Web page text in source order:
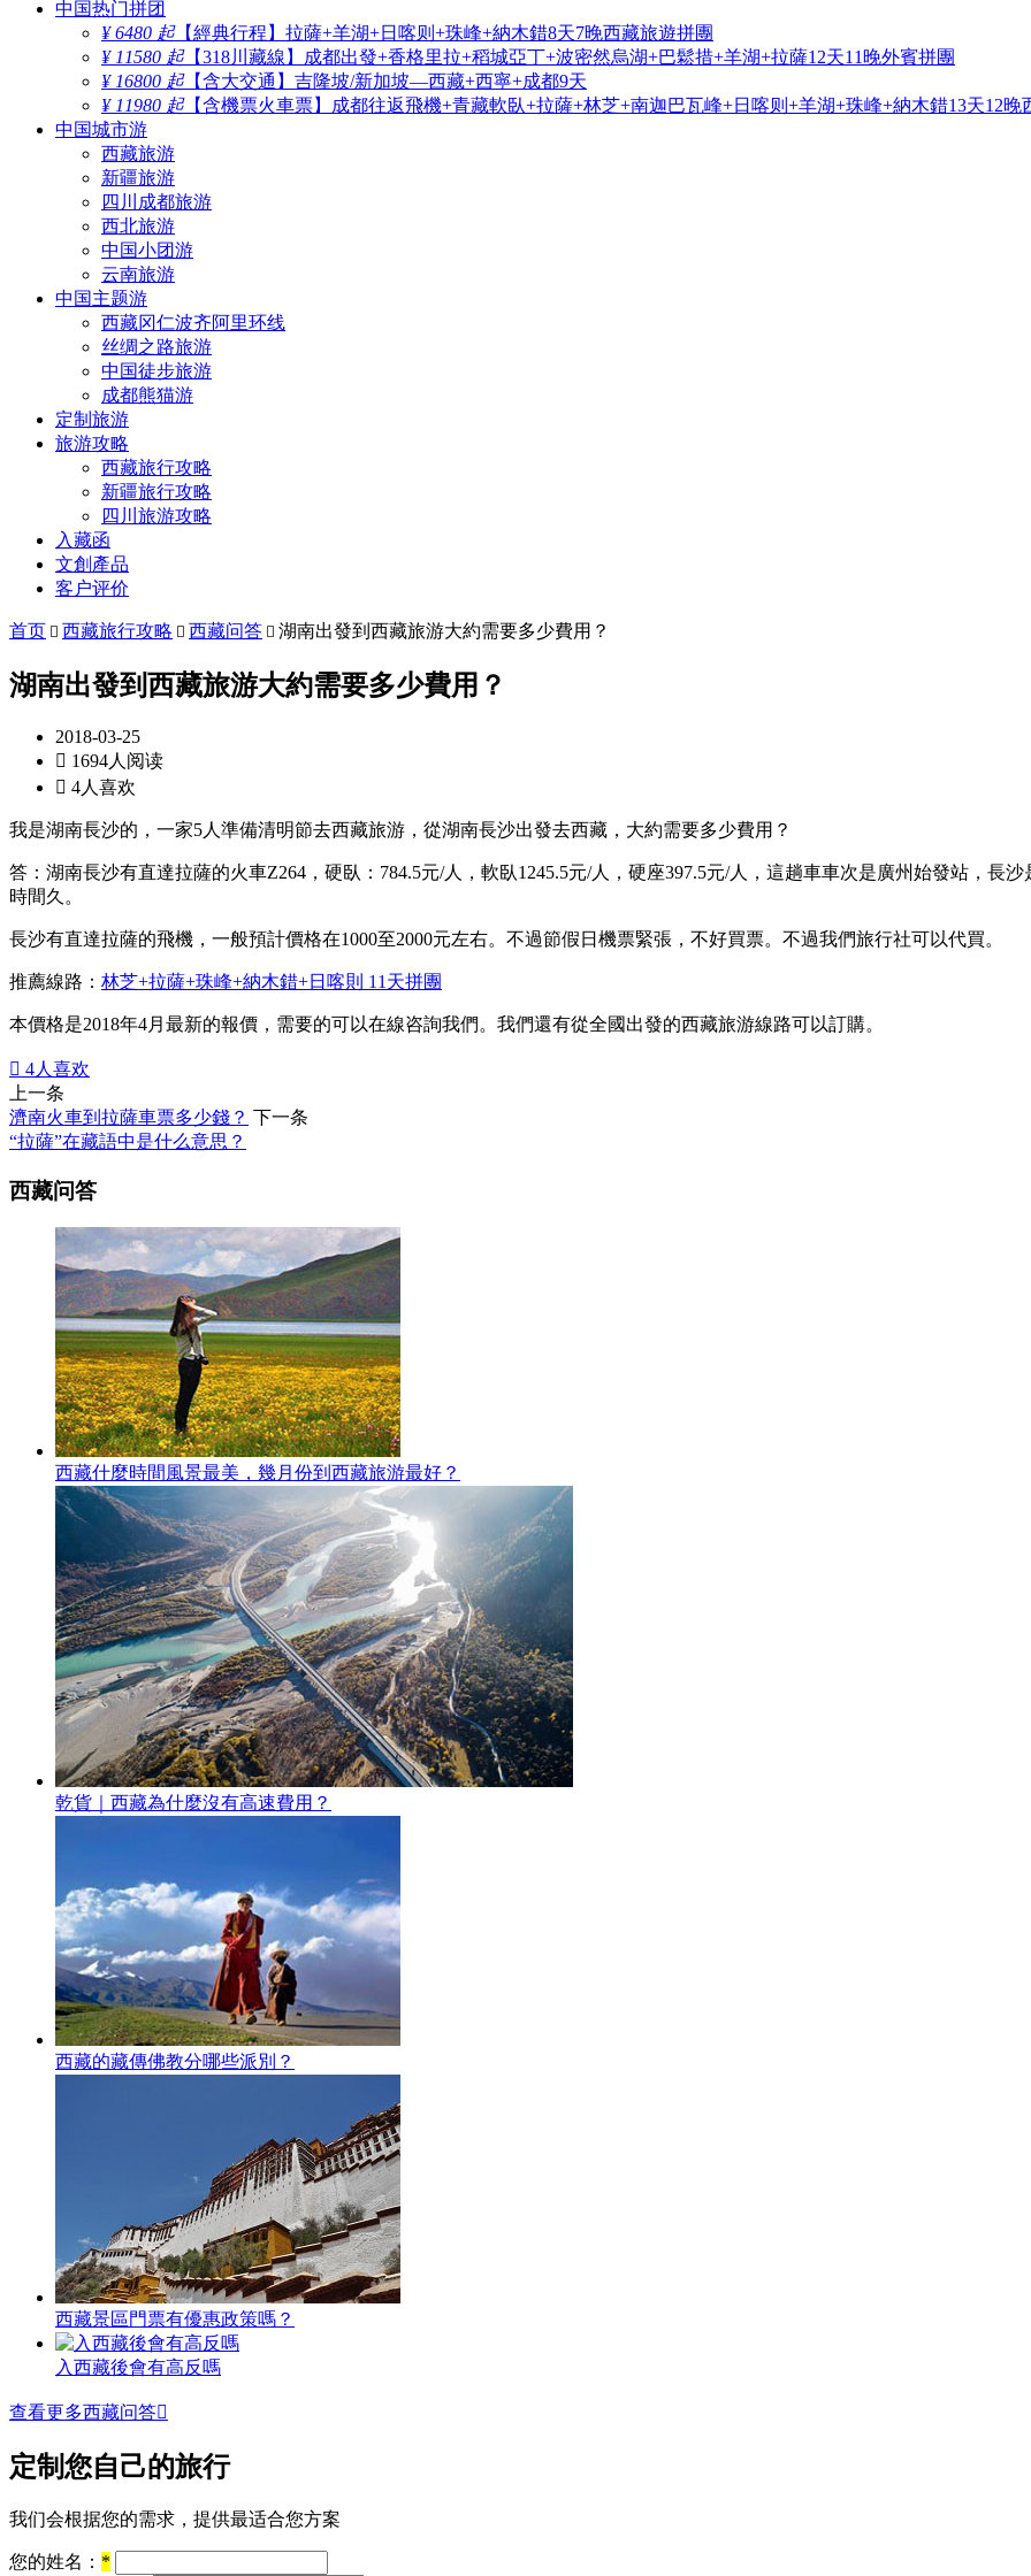
中国热门拼团
¥ 6480 起【經典行程】拉薩+羊湖+日喀则+珠峰+納木錯8天7晚西藏旅遊拼團
¥ 11580 起【318川藏線】成都出發+香格里拉+稻城亞丁+波密然烏湖+巴鬆措+羊湖+拉薩12天11晚外賓拼團
¥ 16800 起【含大交通】吉隆坡/新加坡—西藏+西寧+成都9天
¥ 11980 起【含機票火車票】成都往返飛機+青藏軟臥+拉薩+林芝+南迦巴瓦峰+日喀则+羊湖+珠峰+納木錯13天12晚
中国城市游
西藏旅游
新疆旅游
四川成都旅游
西北旅游
中国小团游
云南旅游
中国主题游
西藏冈仁波齐阿里环线
丝绸之路旅游
中国徒步旅游
成都熊猫游
定制旅游
旅游攻略
西藏旅行攻略
新疆旅行攻略
四川旅游攻略
入藏函
文創產品
客户评价
首页  西藏旅行攻略  西藏问答  湖南出發到西藏旅游大約需要多少費用？
湖南出發到西藏旅游大約需要多少費用？
2018-03-25
 1694人阅读
 4人喜欢
我是湖南長沙的，一家5人準備清明節去西藏旅游，從湖南長沙出發去西藏，大約需要多少費用？
答：湖南長沙有直達拉薩的火車Z264，硬臥：784.5元/人，軟臥1245.5元/人，硬座397.5元/人，這趟車車次是廣州始發站，長
時間久。
長沙有直達拉薩的飛機，一般預計價格在1000至2000元左右。不過節假日機票緊張，不好買票。不過我們旅行社可以代買。
推薦線路： 林芝+拉薩+珠峰+納木錯+日喀則 11天拼團
本價格是2018年4月最新的報價，需要的可以在線咨詢我們。我們還有從全國出發的西藏旅游線路可以訂購。
 4人喜欢
上一条
濟南火車到拉薩車票多少錢？ 下一条
“拉薩”在藏語中是什么意思？
西藏问答
西藏什麼時間風景最美，幾月份到西藏旅游最好？
乾貨｜西藏為什麼沒有高速費用？
西藏的藏傳佛教分哪些派別？
西藏景區門票有優惠政策嗎？
入西藏後會有高反嗎
查看更多西藏问答
定制您自己的旅行
我们会根据您的需求，提供最适合您方案
您的姓名： *